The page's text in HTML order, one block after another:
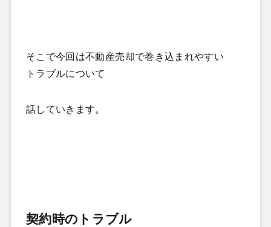
そこで今回は不動産売却で巻き込まれやすい
トラブルについて
話していきます。
契約時のトラブル